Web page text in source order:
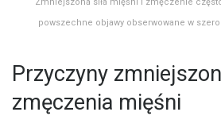
powszechne objawy obserwowane w
Przyczyny
zmęczenia mięśni